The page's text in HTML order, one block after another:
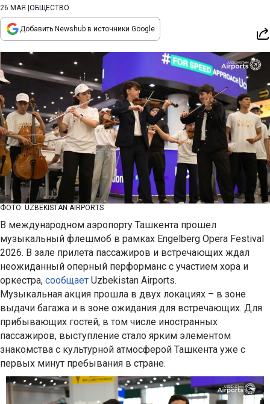
26 МАЯ ОБЩЕСТВО
Добавить Newshub в источники Google
ФОТО: UZBEKISTAN AIRPORTS
В международном аэропорту Ташкента прошел
музыкальный флешмоб в рамках Engelberg Opera Festival
2026. В зале прилета пассажиров и встречающих ждал
неожиданный оперный перформанс с участием хора и
оркестра, сообщает Uzbekistan Airports.
Музыкальная акция прошла в двух локациях – в зоне
выдачи багажа и в зоне ожидания для встречающих. Для
прибывающих гостей, в том числе иностранных
пассажиров, выступление стало ярким элементом
знакомства с культурной атмосферой Ташкента уже с
первых минут пребывания в стране.